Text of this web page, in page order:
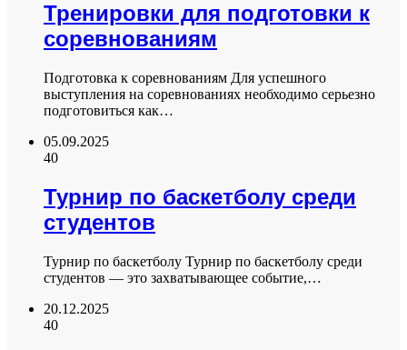
Тренировки для подготовки к
соревнованиям
Подготовка к соревнованиям Для успешного
выступления на соревнованиях необходимо серьезно
подготовиться как…
05.09.2025
40
Турнир по баскетболу среди
студентов
Турнир по баскетболу Турнир по баскетболу среди
студентов — это захватывающее событие,…
20.12.2025
40